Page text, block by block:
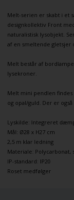
Melt-serien er skabt i et
designkollektiv Front
naturalistisk lysobjekt.
af en smeltende gletsjer
Melt består af
lysekroner
Melt mini pendlen
og opal/guld. Der er
Lyskilde: Integreret
Mål: Ø28 x H27 cm
2,5 m klar ledning
Materiale: Polycarbonat,
IP-standard: IP20
Roset medfølger